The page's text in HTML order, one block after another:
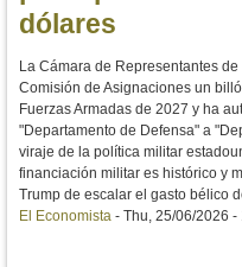
dólares
La Cámara de Representantes
Comisión de Asignaciones un
Fuerzas Armadas de 2027 y ha
"Departamento de Defensa" a
viraje de la política militar
financiación militar es histórico y
Trump de escalar el gasto bélico
El Economista - Thu, 25/06/2026 -